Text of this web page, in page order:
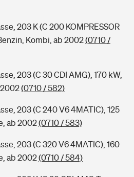
203 K (C 200 KOMPRESSOR
Kombi, ab 2002(0710 /
203 (C 30 CDI AMG), 170 kW,
(0710 / 582)
203 (C 240 V6 4MATIC), 125
ab 2002(0710 / 583)
203 (C 320 V6 4MATIC), 160
ab 2002(0710 / 584)